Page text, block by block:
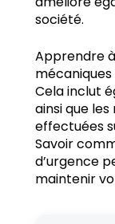
société.
Apprendre
Cela inclut
ainsi que
effectuées
Savoir
d’urgence
maintenir